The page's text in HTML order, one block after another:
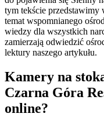
tym tekście przedstawimy
temat wspomnianego
wiedzy dla wszystkich
zamierzają odwiedzić
lektury naszego artykułu.
Kamery na
Czarna Góra
online?